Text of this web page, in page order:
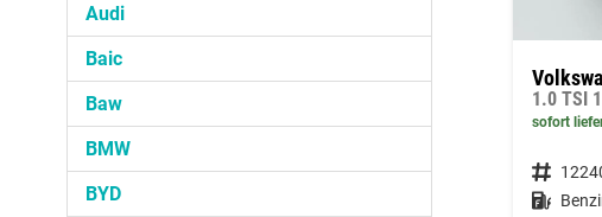
1.0 TSI
sofort
Fahrzeugnummer
Kraftstoff
Audi
Baic
Baw
BMW
BYD